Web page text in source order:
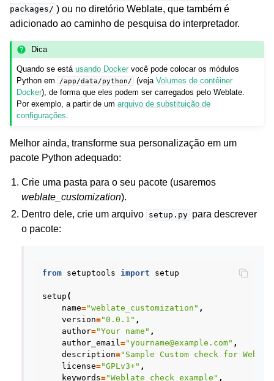
navigation of Instruções de configuração
packages/ ) ou no diretório Weblate, que também é
adicionado ao caminho de pesquisa do interpretador.
Dica
Quando se estáusando Docker você pode colocar os módulos
Python em
/app/data/python/ (vejaVolumes de contêiner
Docker), de forma que eles podem ser carregados pelo Weblate.
Por exemplo, a partir de umarquivo de substituição de
configurações.
Melhor ainda, transforme sua personalização em um
pacote Python adequado:
Crie uma pasta para o seu pacote (usaremos
weblate_customization).
Dentro dele, crie um arquivo setup.py para descrever
o pacote:
from setuptools import setup
setup (
name="weblate_customization" ,
version="0.0.1" ,
author="Your name" ,
author_email="yourname@example.com" ,
description="Sample Custom check for
license="GPLv3+" ,
keywords="Weblate check example" ,